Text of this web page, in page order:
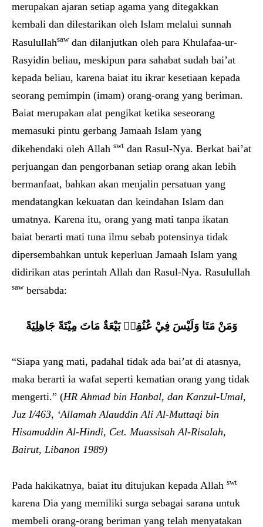
merupakan ajaran setiap agama yang ditegakkan
kembali dan dilestarikan oleh Islam melalui sunnah
Rasulullahsawdan dilanjutkan oleh para Khulafaa-ur-
Rasyidin beliau, meskipun para sahabat sudah bai’at
kepada beliau, karena baiat itu ikrar kesetiaan kepada
seorang pemimpin (imam) orang-orang yang beriman.
Baiat merupakan alat pengikat ketika seseorang
memasuki pintu gerbang Jamaah Islam yang
dikehendaki oleh Allah swt dan Rasul-Nya. Berkat bai’at
perjuangan dan pengorbanan setiap orang akan lebih
bermanfaat, bahkan akan menjalin persatuan yang
mendatangkan kekuatan dan keindahan Islam dan
umatnya. Karena itu, orang yang mati tanpa ikatan
baiat berarti mati tuna ilmu sebab potensinya tidak
dipersembahkan untuk keperluan Jamaah Islam yang
didirikan atas perintah Allah dan Rasul-Nya. Rasulullah
sawbersabda:
وَمَنْ مَتَا وَلَيْسَ فِيْ عُنُقِهٖ بَيْعَةٌ مَاتَ مِيْتَةً جَاهِلِيَةً
“Siapa yang mati, padahal tidak ada bai’at di atasnya,
maka berarti ia wafat seperti kematian orang yang tidak
mengerti.” (HR Ahmad bin Hanbal, dan Kanzul-Umal,
Juz I/463, ‘Allamah Alauddin Ali Al-Muttaqi bin
Hisamuddin Al-Hindi, Cet. Muassisah Al-Risalah,
Bairut, Libanon 1989)
Pada hakikatnya, baiat itu ditujukan kepada Allah swt
karena Dia yang memiliki surga sebagai sarana untuk
membeli orang-orang beriman yang telah menyatakan